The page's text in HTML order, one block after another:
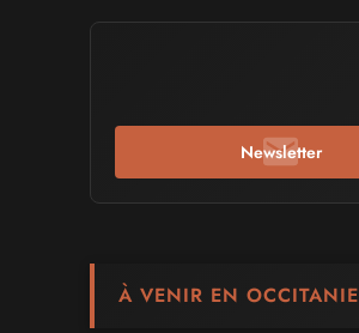
Newsletter
À VENIR EN OCCITANIE